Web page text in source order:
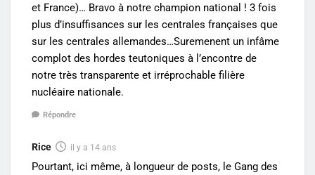
et France)… Bravo à notre champion national ! 3 fois
plus d’insuffisances sur les centrales françaises que
sur les centrales allemandes…Suremenent un infâme
complot des hordes teutoniques à l’encontre de
notre très transparente et irréprochable filière
nucléaire nationale.
Répondre
Rice il y a 14 ans
Pourtant, ici même, à longueur de posts, le Gang des